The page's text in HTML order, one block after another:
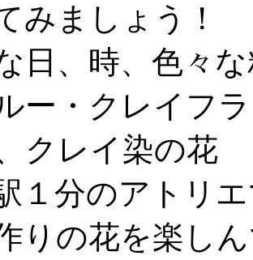
みましょう！
日、時、色々
ー・クレイフ
クレイ染の花
１分のアトリ
りの花を楽し